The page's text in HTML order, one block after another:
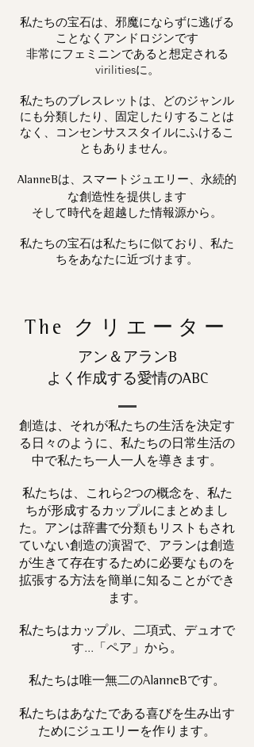
私たちの宝石は、邪魔にならずに逃げる
ことなくアンドロジンです
非常にフェミニンであると想定される
virilitiesに。
私たちのブレスレットは、どのジャンル
にも分類したり、固定したりすることは
なく、コンセンサススタイルにふけるこ
ともありません。
AlanneBは、スマートジュエリー、永続的
な創造性を提供します
そして時代を超越した情報源から。
私たちの宝石は私たちに似ており、私た
ちをあなたに近づけます。
The クリエーター
アン＆アランB
よく作成する愛情のABC
創造は、それが私たちの生活を決定す
る日々のように、私たちの日常生活の
中で私たち一人一人を導きます。
私たちは、これら2つの概念を、私た
ちが形成するカップルにまとめまし
た。アンは辞書で分類もリストもされ
ていない創造の演習で、アランは創造
が生きて存在するために必要なものを
拡張する方法を簡単に知ることができ
ます。
私たちはカップル、二項式、デュオで
す...「ペア」から。
私たちは唯一無二のAlanneBです。
私たちはあなたである喜びを生み出す
ためにジュエリーを作ります。